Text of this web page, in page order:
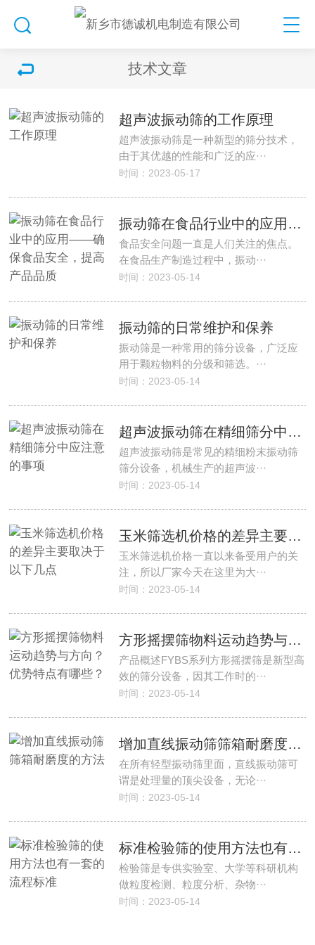
技术文章
超声波振动筛的工作原理
超声波振动筛是一种新型的筛分技术，
由于其优越的性能和广泛的应···
时间：2023-05-17
振动筛在食品行业中的应用——确保食品安全，提高产品品质
食品安全问题一直是人们关注的焦点。
在食品生产制造过程中，振动···
时间：2023-05-14
振动筛的日常维护和保养
振动筛是一种常用的筛分设备，广泛应
用于颗粒物料的分级和筛选。···
时间：2023-05-14
超声波振动筛在精细筛分中应注意的事项
超声波振动筛是常见的精细粉末振动筛
筛分设备，机械生产的超声波···
时间：2023-05-14
玉米筛选机价格的差异主要取决于以下几点
玉米筛选机价格一直以来备受用户的关
注，所以厂家今天在这里为大···
时间：2023-05-14
方形摇摆筛物料运动趋势与方向？优势特点有哪些？
产品概述FYBS系列方形摇摆筛是新型高
效的筛分设备，因其工作时的···
时间：2023-05-14
增加直线振动筛筛箱耐磨度的方法
在所有轻型振动筛里面，直线振动筛可
谓是处理量的顶尖设备，无论···
时间：2023-05-14
标准检验筛的使用方法也有一套的流程标准
检验筛是专供实验室、大学等科研机构
做粒度检测、粒度分析、杂物···
时间：2023-05-14